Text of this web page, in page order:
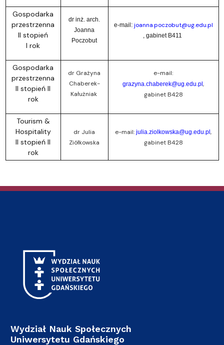
Gospodarka
przestrzenna
II stopień
I rok
dr inż. arch.
Joanna
Poczobut
e-mail: joanna.poczobut@ug.edu.pl
, gabinet B411
Gospodarka
przestrzenna
II stopień II
rok
dr Grażyna
Chaberek-
Kałużniak
e-mail:
grazyna.chaberek@ug.edu.pl,
gabinet B428
Tourism &
Hospitality
II stopień II
rok
dr Julia
Ziółkowska
e-mail: julia.ziolkowska@ug.edu.pl,
gabinet B428
Wydział Nauk Społecznych
Uniwersytetu Gdańskiego